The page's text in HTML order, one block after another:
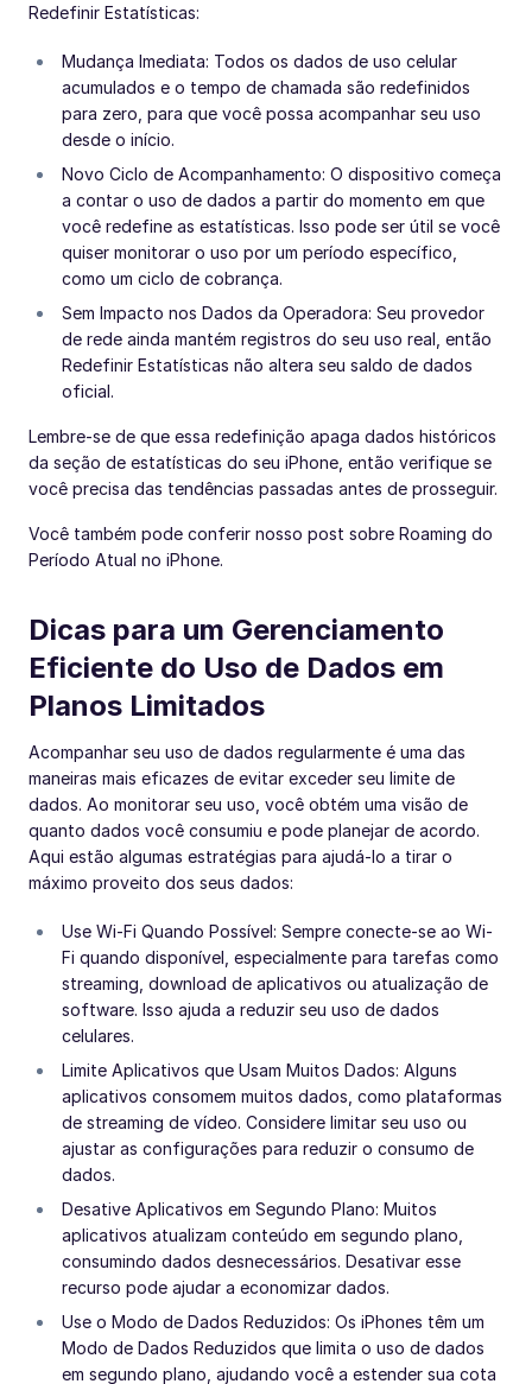
Redefinir Estatísticas:
Mudança Imediata: Todos os dados de uso celular
acumulados e o tempo de chamada são redefinidos
para zero, para que você possa acompanhar seu uso
desde o início.
Novo Ciclo de Acompanhamento: O dispositivo começa
a contar o uso de dados a partir do momento em que
você redefine as estatísticas. Isso pode ser útil se você
quiser monitorar o uso por um período específico,
como um ciclo de cobrança.
Sem Impacto nos Dados da Operadora: Seu provedor
de rede ainda mantém registros do seu uso real, então
Redefinir Estatísticas não altera seu saldo de dados
oficial.
Lembre-se de que essa redefinição apaga dados históricos
da seção de estatísticas do seu iPhone, então verifique se
você precisa das tendências passadas antes de prosseguir.
Você também pode conferir nosso post sobre Roaming do
Período Atual no iPhone.
Dicas para um Gerenciamento
Eficiente do Uso de Dados em
Planos Limitados
Acompanhar seu uso de dados regularmente é uma das
maneiras mais eficazes de evitar exceder seu limite de
dados. Ao monitorar seu uso, você obtém uma visão de
quanto dados você consumiu e pode planejar de acordo.
Aqui estão algumas estratégias para ajudá-lo a tirar o
máximo proveito dos seus dados:
Use Wi-Fi Quando Possível: Sempre conecte-se ao Wi-
Fi quando disponível, especialmente para tarefas como
streaming, download de aplicativos ou atualização de
software. Isso ajuda a reduzir seu uso de dados
celulares.
Limite Aplicativos que Usam Muitos Dados: Alguns
aplicativos consomem muitos dados, como plataformas
de streaming de vídeo. Considere limitar seu uso ou
ajustar as configurações para reduzir o consumo de
dados.
Desative Aplicativos em Segundo Plano: Muitos
aplicativos atualizam conteúdo em segundo plano,
consumindo dados desnecessários. Desativar esse
recurso pode ajudar a economizar dados.
Use o Modo de Dados Reduzidos: Os iPhones têm um
Modo de Dados Reduzidos que limita o uso de dados
em segundo plano, ajudando você a estender sua cota